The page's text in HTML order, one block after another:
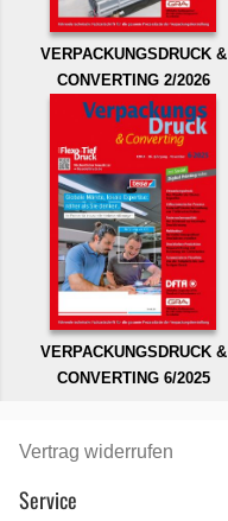
VERPACKUNGSDRUCK &
CONVERTING 2/2026
VERPACKUNGSDRUCK &
CONVERTING 6/2025
Vertrag widerrufen
Service